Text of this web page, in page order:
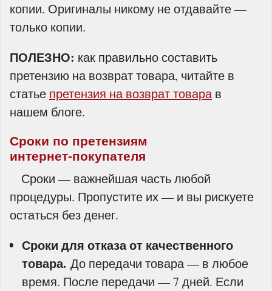
копии. Оригиналы никому не отдавайте —
только копии.
ПОЛЕЗНО: как правильно составить
претензию на возврат товара, читайте в
статье претензия на возврат товарав
нашем блоге.
Сроки по претензиям
интернет‑покупателя
Сроки — важнейшая часть любой
процедуры. Пропустите их — и вы рискуете
остаться без денег.
Сроки для отказа от качественного
товара. До передачи товара — в любое
время. После передачи — 7 дней. Если